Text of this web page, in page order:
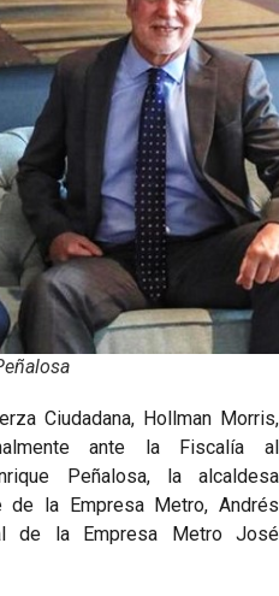
Ciudadana, Hollman Morris,
ante la Fiscalía al
Peñalosa, la alcaldesa
la Empresa Metro, Andrés
de la Empresa Metro José